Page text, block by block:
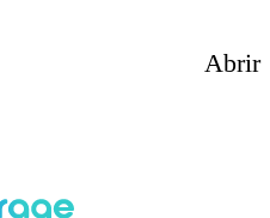
Abrir